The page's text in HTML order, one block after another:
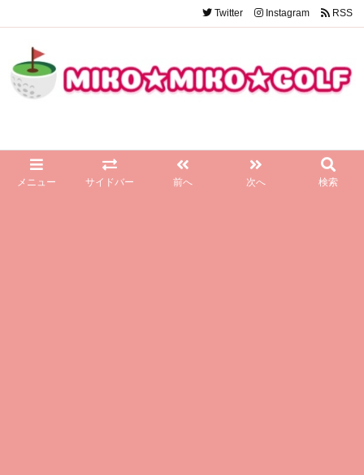
メニュー サイドバー 前へ 次へ 検索
Twitter Instagram RSS